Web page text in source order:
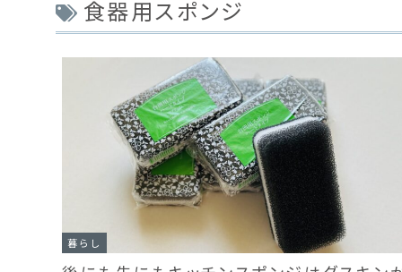
食器用スポンジ
暮らし